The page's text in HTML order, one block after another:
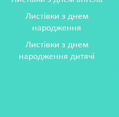
Листівки з днем
народження
Листівки з днем
народження дитячі